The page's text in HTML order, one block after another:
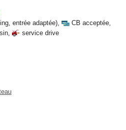
entrée adaptée), CB acceptée,
, service drive